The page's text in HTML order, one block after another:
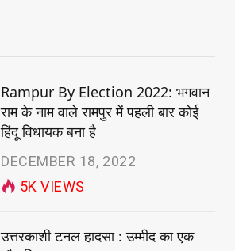
Rampur By Election 2022: भगवान
राम के नाम वाले रामपुर में पहली बार कोई
हिंदू विधायक बना है
DECEMBER 18, 2022
5KVIEWS
उत्तरकाशी टनल हादसा : उम्मीद का एक